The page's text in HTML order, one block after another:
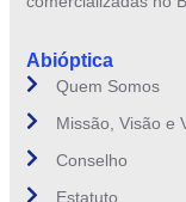
Abióptica
Quem Somos
Missão, Visão e
Conselho
Estatuto